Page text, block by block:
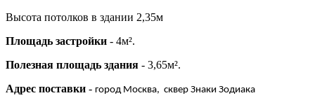
Высота потолков в здании 2,35м
Площадь застройки - 4м².
Полезная площадь здания - 3,65м².
Адрес поставки - город Москва, сквер Знаки Зодиака